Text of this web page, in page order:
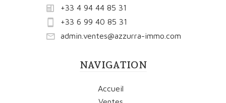
+33 4 94 44 85 31
+33 6 99 40 85 31
admin.ventes@azzurra-immo.com
NAVIGATION
Accueil